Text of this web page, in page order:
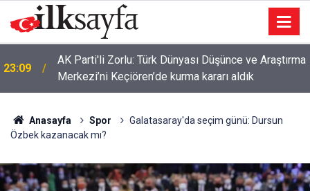
23:09
AK Parti'li Zorlu: Türk Dünyası Düşünce ve Araştırma
Merkezi’ni Keçiören’de kurma kararı aldık
Anasayfa Spor
Galatasaray'da seçim günü: Dursun
Özbek kazanacak mı?